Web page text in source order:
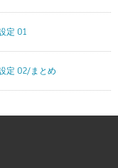
定 01
定 02/まとめ